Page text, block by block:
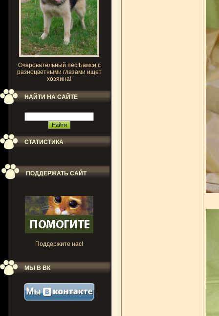
Очаровательный пес Бамси с
разноцветными глазами ищет
хозяина!
НАЙТИ НА САЙТЕ
СТАТИСТИКА
ПОДДЕРЖАТЬ САЙТ
Поддержите нас!
МЫ В ВК